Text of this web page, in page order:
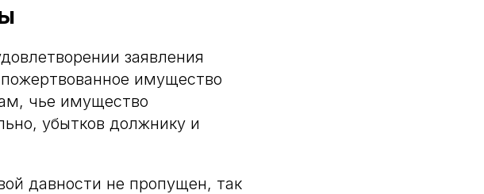
заявления
имущество
чье имущество
убытков должнику и
давности не пропущен, так